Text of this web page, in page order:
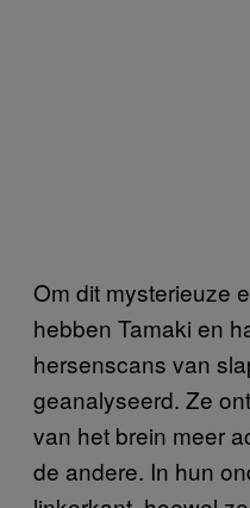
Om dit mysterieuze
hebben Tamaki en
hersenscans van
geanalyseerd. Ze
van het brein meer
de andere. In hun